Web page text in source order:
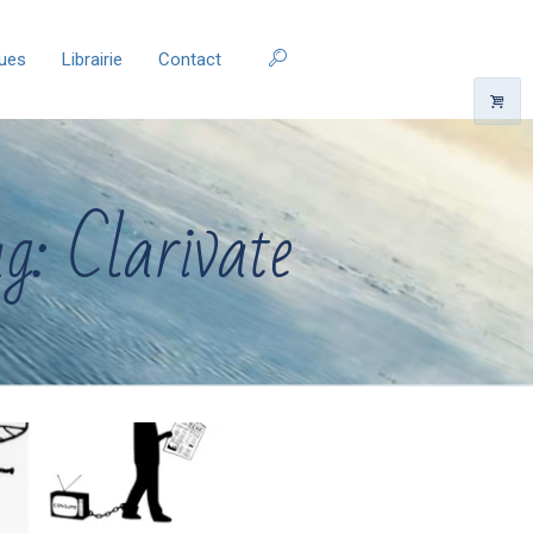
Librairie Contact
Clarivate